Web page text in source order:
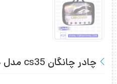
چادر چانگان cs35 مدل چهار فصل